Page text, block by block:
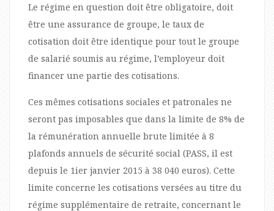
Le régime en question doit être obligatoire, doit
être une assurance de groupe, le taux de
cotisation doit être identique pour tout le groupe
de salarié soumis au régime, l’employeur doit
financer une partie des cotisations.
Ces mêmes cotisations sociales et patronales ne
seront pas imposables que dans la limite de 8% de
la rémunération annuelle brute limitée à 8
plafonds annuels de sécurité social (PASS, il est
depuis le 1ier janvier 2015 à 38 040 euros). Cette
limite concerne les cotisations versées au titre du
régime supplémentaire de retraite, concernant le